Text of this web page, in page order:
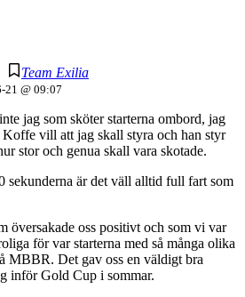
Team Exilia
21 @ 09:07
jag som sköter starterna ombord, jag
vill att jag skall styra och han styr
stor och genua skall vara skotade.
sekunderna är det väll alltid full fart som
översakade oss positivt och som vi var
för var starterna med så många olika
MBBR. Det gav oss en väldigt bra
inför Gold Cup i sommar.